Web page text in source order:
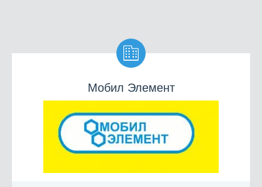

Мобил Элемент